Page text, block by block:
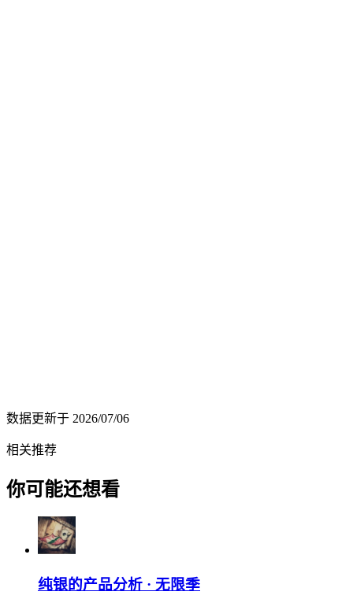
数据更新于 2026/07/06
相关推荐
你可能还想看
纯银的产品分析 · 无限季